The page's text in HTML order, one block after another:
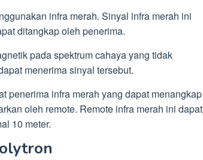
infra merah. Sinyal infra merah ini
ditangkap oleh penerima.
pada spektrum cahaya yang tidak
menerima sinyal tersebut.
penerima infra merah yang dapat menangkap
oleh remote. Remote infra merah ini dapat
10 meter.